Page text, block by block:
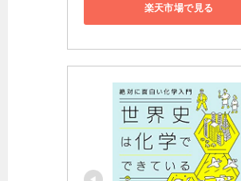
楽天市場で見る